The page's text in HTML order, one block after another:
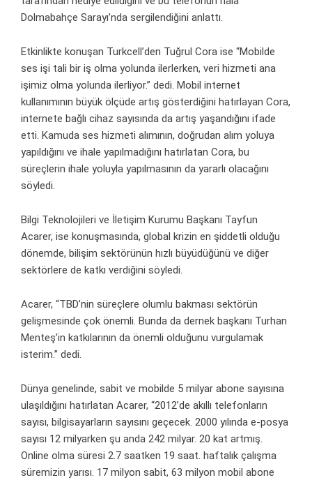
Dolmabahçe Sarayı’nda sergilendiğini anlattı.
Etkinlikte konuşan Turkcell’den Tuğrul Cora ise “Mobilde
ses işi tali bir iş olma yolunda ilerlerken, veri hizmeti ana
işimiz olma yolunda ilerliyor.” dedi. Mobil internet
kullanımının büyük ölçüde artış gösterdiğini hatırlayan Cora,
internete bağlı cihaz sayısında da artış yaşandığını ifade
etti. Kamuda ses hizmeti alımının, doğrudan alım yoluya
yapıldığını ve ihale yapılmadığını hatırlatan Cora, bu
süreçlerin ihale yoluyla yapılmasının da yararlı olacağını
söyledi.
Bilgi Teknolojileri ve İletişim Kurumu Başkanı Tayfun
Acarer, ise konuşmasında, global krizin en şiddetli olduğu
dönemde, bilişim sektörünün hızlı büyüdüğünü ve diğer
sektörlere de katkı verdiğini söyledi.
Acarer, “TBD’nin süreçlere olumlu bakması sektörün
gelişmesinde çok önemli. Bunda da dernek başkanı Turhan
Menteş’in katkılarının da önemli olduğunu vurgulamak
isterim.” dedi.
Dünya genelinde, sabit ve mobilde 5 milyar abone sayısına
ulaşıldığını hatırlatan Acarer, “2012’de akıllı telefonların
sayısı, bilgisayarların sayısını geçecek. 2000 yılında e-posya
sayısı 12 milyarken şu anda 242 milyar. 20 kat artmış.
Online olma süresi 2.7 saatken 19 saat. haftalık çalışma
süremizin yarısı. 17 milyon sabit, 63 milyon mobil abone